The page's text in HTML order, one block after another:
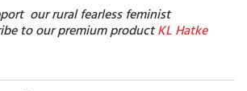
our rural fearless feminist
to our premium productKL Hatke